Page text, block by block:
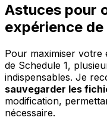
Astuces pour
expérience
Pour maximiser votre
de Schedule 1,
indispensables. Je
sauvegarder les
modification,
nécessaire.